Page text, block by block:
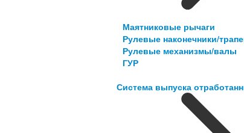
Маятниковые рычаги
Рулевые наконечники/
Рулевые механизмы/валы
ГУР
Система выпуска